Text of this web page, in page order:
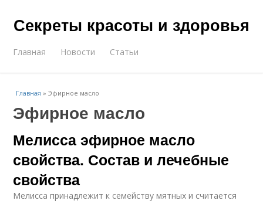
Секреты красоты и здоровья
Главная Новости Статьи
Главная »Эфирное масло
Эфирное масло
Мелисса эфирное масло
свойства. Состав и лечебные
свойства
Мелисса принадлежит к семейству мятных и считается